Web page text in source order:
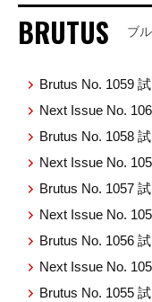
BRUTUS ブ
Brutus No. 1059
Next Issue No.
Brutus No. 1058
Next Issue No.
Brutus No. 1057
Next Issue No.
Brutus No. 1056
Next Issue No.
Brutus No. 1055